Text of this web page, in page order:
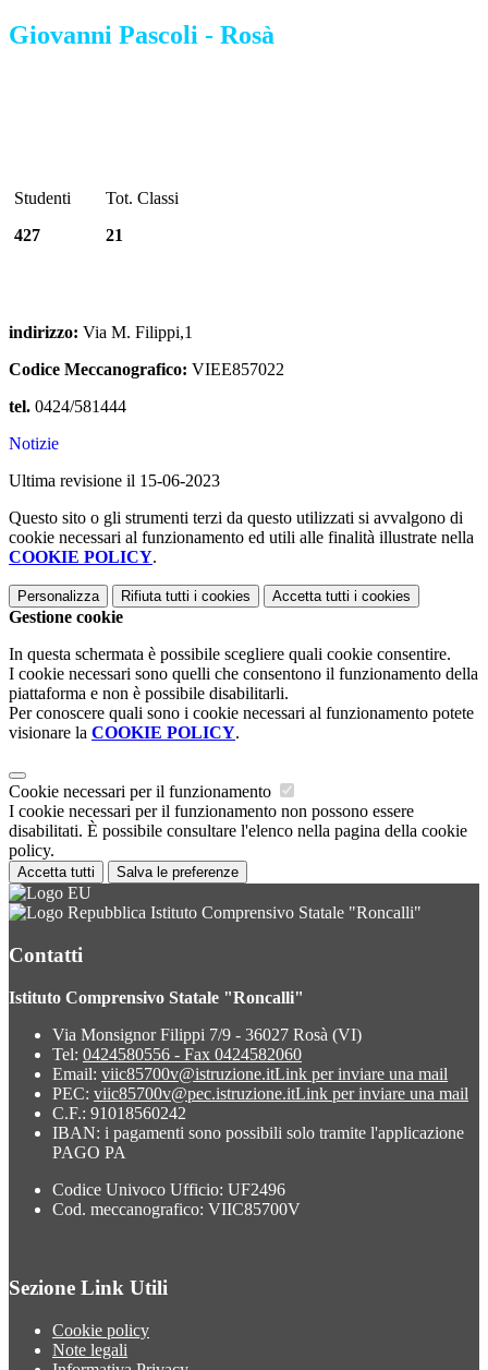
Giovanni Pascoli - Rosà
Studenti
427
Tot. Classi
21
indirizzo: Via M. Filippi,1
Codice Meccanografico: VIEE857022
tel. 0424/581444
Notizie
Ultima revisione il 15-06-2023
Questo sito o gli strumenti terzi da questo utilizzati si avvalgono di
cookie necessari al funzionamento ed utili alle finalità illustrate nella
COOKIE POLICY.
Personalizza Rifiuta tutti i cookies Accetta tutti i cookies
Gestione cookie
In questa schermata è possibile scegliere quali cookie consentire.
I cookie necessari sono quelli che consentono il funzionamento della
piattaforma e non è possibile disabilitarli.
Per conoscere quali sono i cookie necessari al funzionamento potete
visionare la COOKIE POLICY.
Cookie necessari per il funzionamento
I cookie necessari per il funzionamento non possono essere
disabilitati. È possibile consultare l'elenco nella pagina della cookie
policy.
Accetta tutti Salva le preferenze
Istituto Comprensivo Statale "Roncalli"
Contatti
Istituto Comprensivo Statale "Roncalli"
Via Monsignor Filippi 7/9 - 36027 Rosà (VI)
Tel: 0424580556 - Fax 0424582060
Email: viic85700v@istruzione.itLink per inviare una mail
PEC: viic85700v@pec.istruzione.itLink per inviare una mail
C.F.: 91018560242
IBAN: i pagamenti sono possibili solo tramite l'applicazione
PAGO PA
Codice Univoco Ufficio: UF2496
Cod. meccanografico: VIIC85700V
Sezione Link Utili
Cookie policy
Note legali